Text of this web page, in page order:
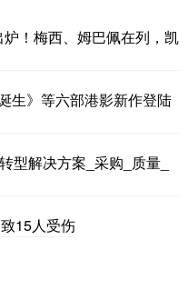
！梅西、姆巴佩在列，凯
生》等六部港影新作登陆
型解决方案_采购_质量_
15人受伤